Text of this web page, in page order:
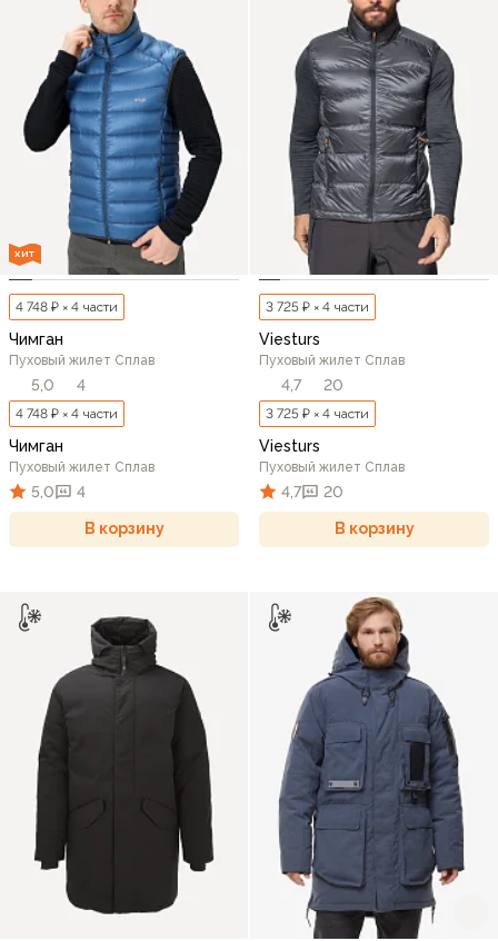
ХИТ
4 748 ₽ × 4 части
Чимган
Пуховый жилет Сплав
5,0 4
4 748 ₽ × 4 части
Чимган
Пуховый жилет Сплав
5,0 4
В корзину
3 725 ₽ × 4 части
Viesturs
Пуховый жилет Сплав
4,7 20
3 725 ₽ × 4 части
Viesturs
Пуховый жилет Сплав
4,7 20
В корзину